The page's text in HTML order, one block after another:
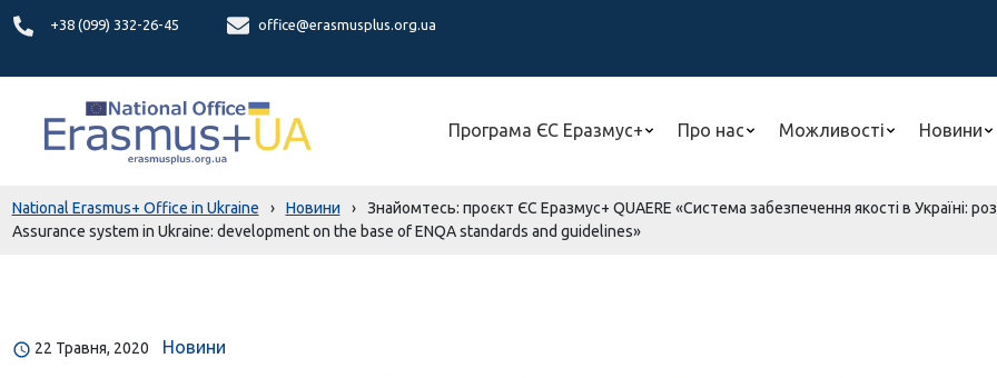
+38 (099) 332-26-45
office@erasmusplus.org.ua
Програма ЄС Еразмус+ Про нас Можливості Новини
National Erasmus+ Office in Ukraine › Новини ›
Знайомтесь: проєкт ЄС Еразмус+ QUAERE «Система забезпечення якості в Україні:
Assurance system in Ukraine: development on the base of ENQA standards and guidelines»
22 Травня, 2020 Новини